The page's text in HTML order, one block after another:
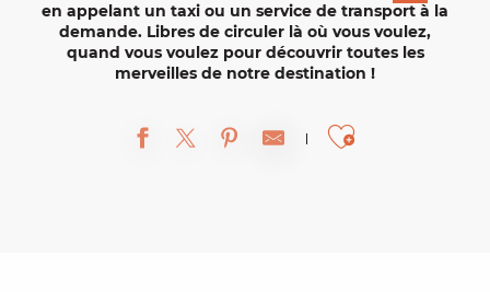
en appelant un taxi ou un service de transport à la
demande. Libres de circuler là où vous voulez,
quand vous voulez pour découvrir toutes les
merveilles de notre destination !
Ajouter